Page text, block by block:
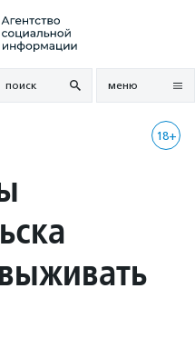
поиск меню
18+